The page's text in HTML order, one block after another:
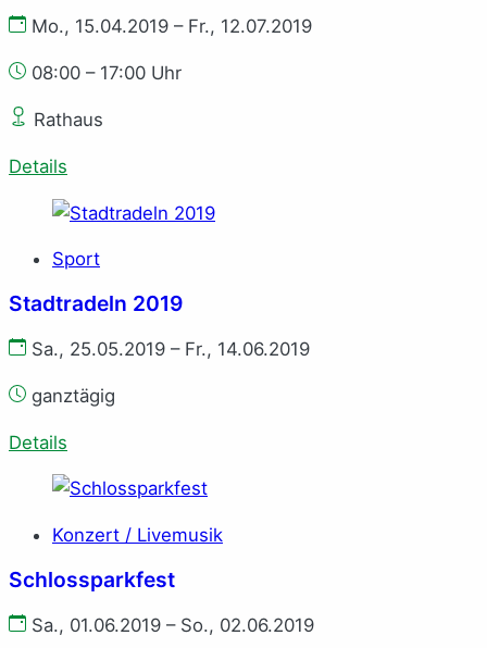
Mo., 15.04.2019 – Fr., 12.07.2019
08:00 – 17:00 Uhr
Rathaus
Details
Sport
Stadtradeln 2019
Sa., 25.05.2019 – Fr., 14.06.2019
ganztägig
Details
Konzert / Livemusik
Schlossparkfest
Sa., 01.06.2019 – So., 02.06.2019